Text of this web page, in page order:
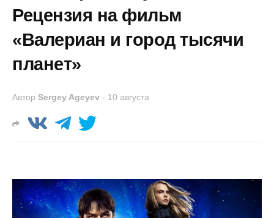
Рецензия на фильм
«Валериан и город тысячи
планет»
Автор Sergey Ageyev - 10 августа